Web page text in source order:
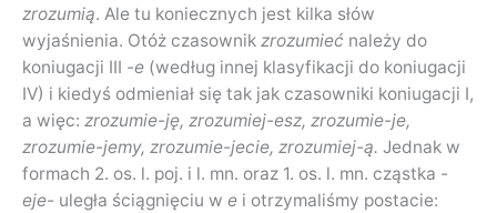
zrozumią. Ale tu koniecznych jest kilka słów
wyjaśnienia. Otóż czasownik zrozumieć należy do
koniugacji III -e (według innej klasyfikacji do koniugacji
IV) i kiedyś odmieniał się tak jak czasowniki koniugacji I,
a więc: zrozumie-ję, zrozumiej-esz, zrozumie-je,
zrozumie-jemy, zrozumie-jecie, zrozumiej-ą. Jednak w
formach 2. os. l. poj. i l. mn. oraz 1. os. l. mn. cząstka -
eje- uległa ściągnięciu w e i otrzymaliśmy postacie: